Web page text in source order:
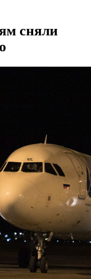
сняли